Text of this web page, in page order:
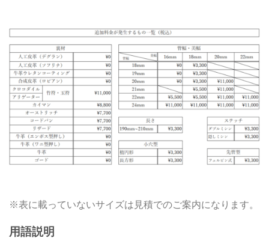
※表に載っていないサイズは見積でのご案内になります。
用語説明